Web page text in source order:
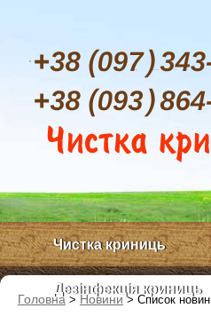
Чистка криниць
Дезінфекція криниць
Головна > Новини > Список новин